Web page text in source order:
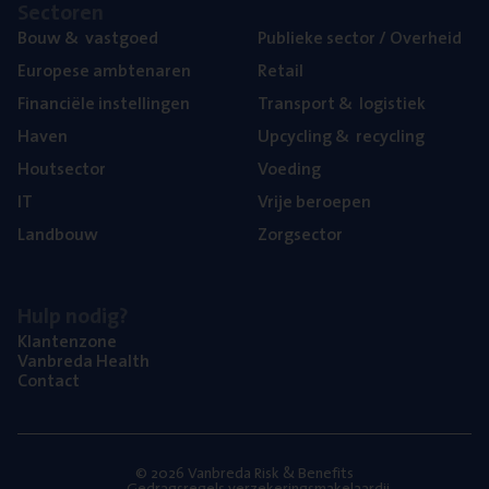
Bouw& vastgoed
Euro­pe­se ambtenaren
Finan­ci­ë­le instellingen
Haven
Hout­sec­tor
IT
Land­bouw
Publie­ke sec­tor / Overheid
Retail
Trans­port& logistiek
Upcy­cling& recycling
Voe­ding
Vrije beroe­pen
Zorg­sec­tor
Klan­ten­zo­ne
Van­b­re­da Health
Con­tact
© 2026 Vanbreda Risk & Benefits